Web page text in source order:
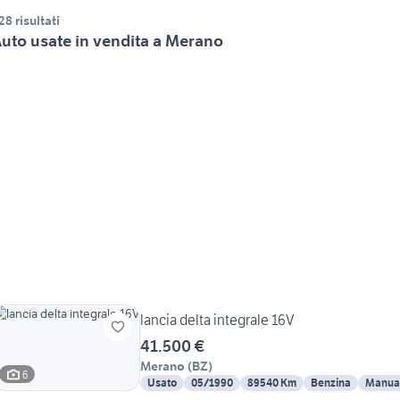
risultati
usate in vendita a Merano
6
lancia delta integrale 16V
41.500 €
Merano (BZ)
Usato 05/1990 89540 Km Benzina